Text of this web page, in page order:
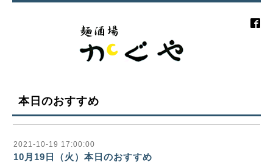
本日のおすすめ
2021-10-19 17:00:00
10月19日（火）本日のおすすめ